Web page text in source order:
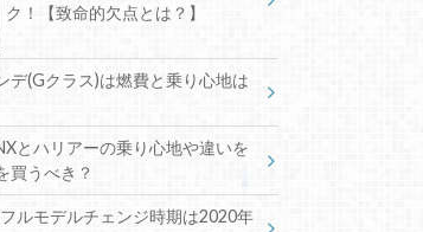
ク！【致命的欠点とは？】
デ(Gクラス)は燃費と乗り心地は
とハリアーの乗り心地や違いを
買うべき？
ルモデルチェンジ時期は2020年